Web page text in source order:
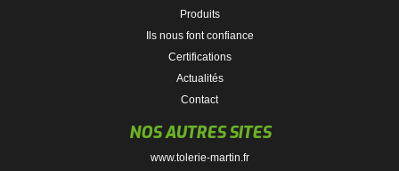
Produits
Ils nous font confiance
Certifications
Actualités
Contact
NOS AUTRES SITES
www.tolerie-martin.fr